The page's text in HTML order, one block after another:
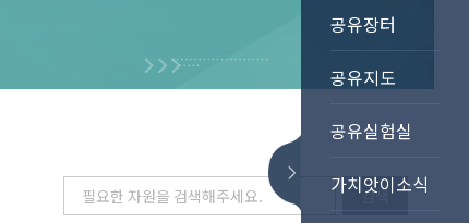
공유장터
공유지도
공유실험실
가치앗이소식
검색